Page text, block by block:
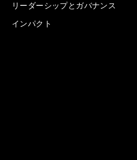
リーダーシップとガバナンス
インパクト